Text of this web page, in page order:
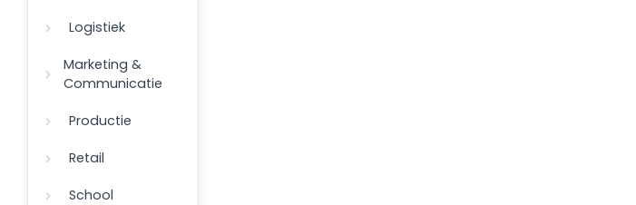
Logistiek
Marketing &
Communicatie
Productie
Retail
School